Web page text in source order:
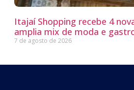
Itajaí Shopping recebe 4
amplia mix de moda e
7 de agosto de 2026